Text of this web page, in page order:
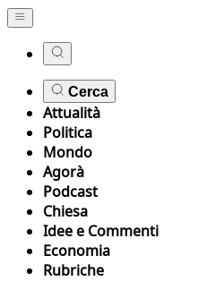
Cerca
Attualità
Politica
Mondo
Agorà
Podcast
Chiesa
Idee e Commenti
Economia
Rubriche